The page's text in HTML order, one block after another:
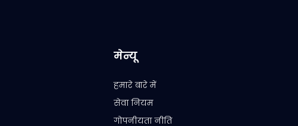
मेन्यू
हमारे बारे में
सेवा नियम
गोपनीयता नीति